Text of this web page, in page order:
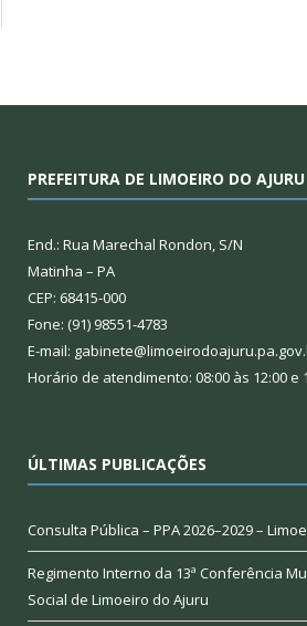
PREFEITURA DE LIMOEIRO DO AJURU
End.: Rua Marechal Rondon, S/N
Matinha – PA
CEP: 68415-000
Fone: (91) 98551-4783
E-mail:
Horário de atendimento: 08:00 às 12:00 e
ÚLTIMAS PUBLICAÇÕES
Consulta Pública – PPA 2026–2029 –
Regimento Interno da 13ª Conferência
Social de Limoeiro do Ajuru